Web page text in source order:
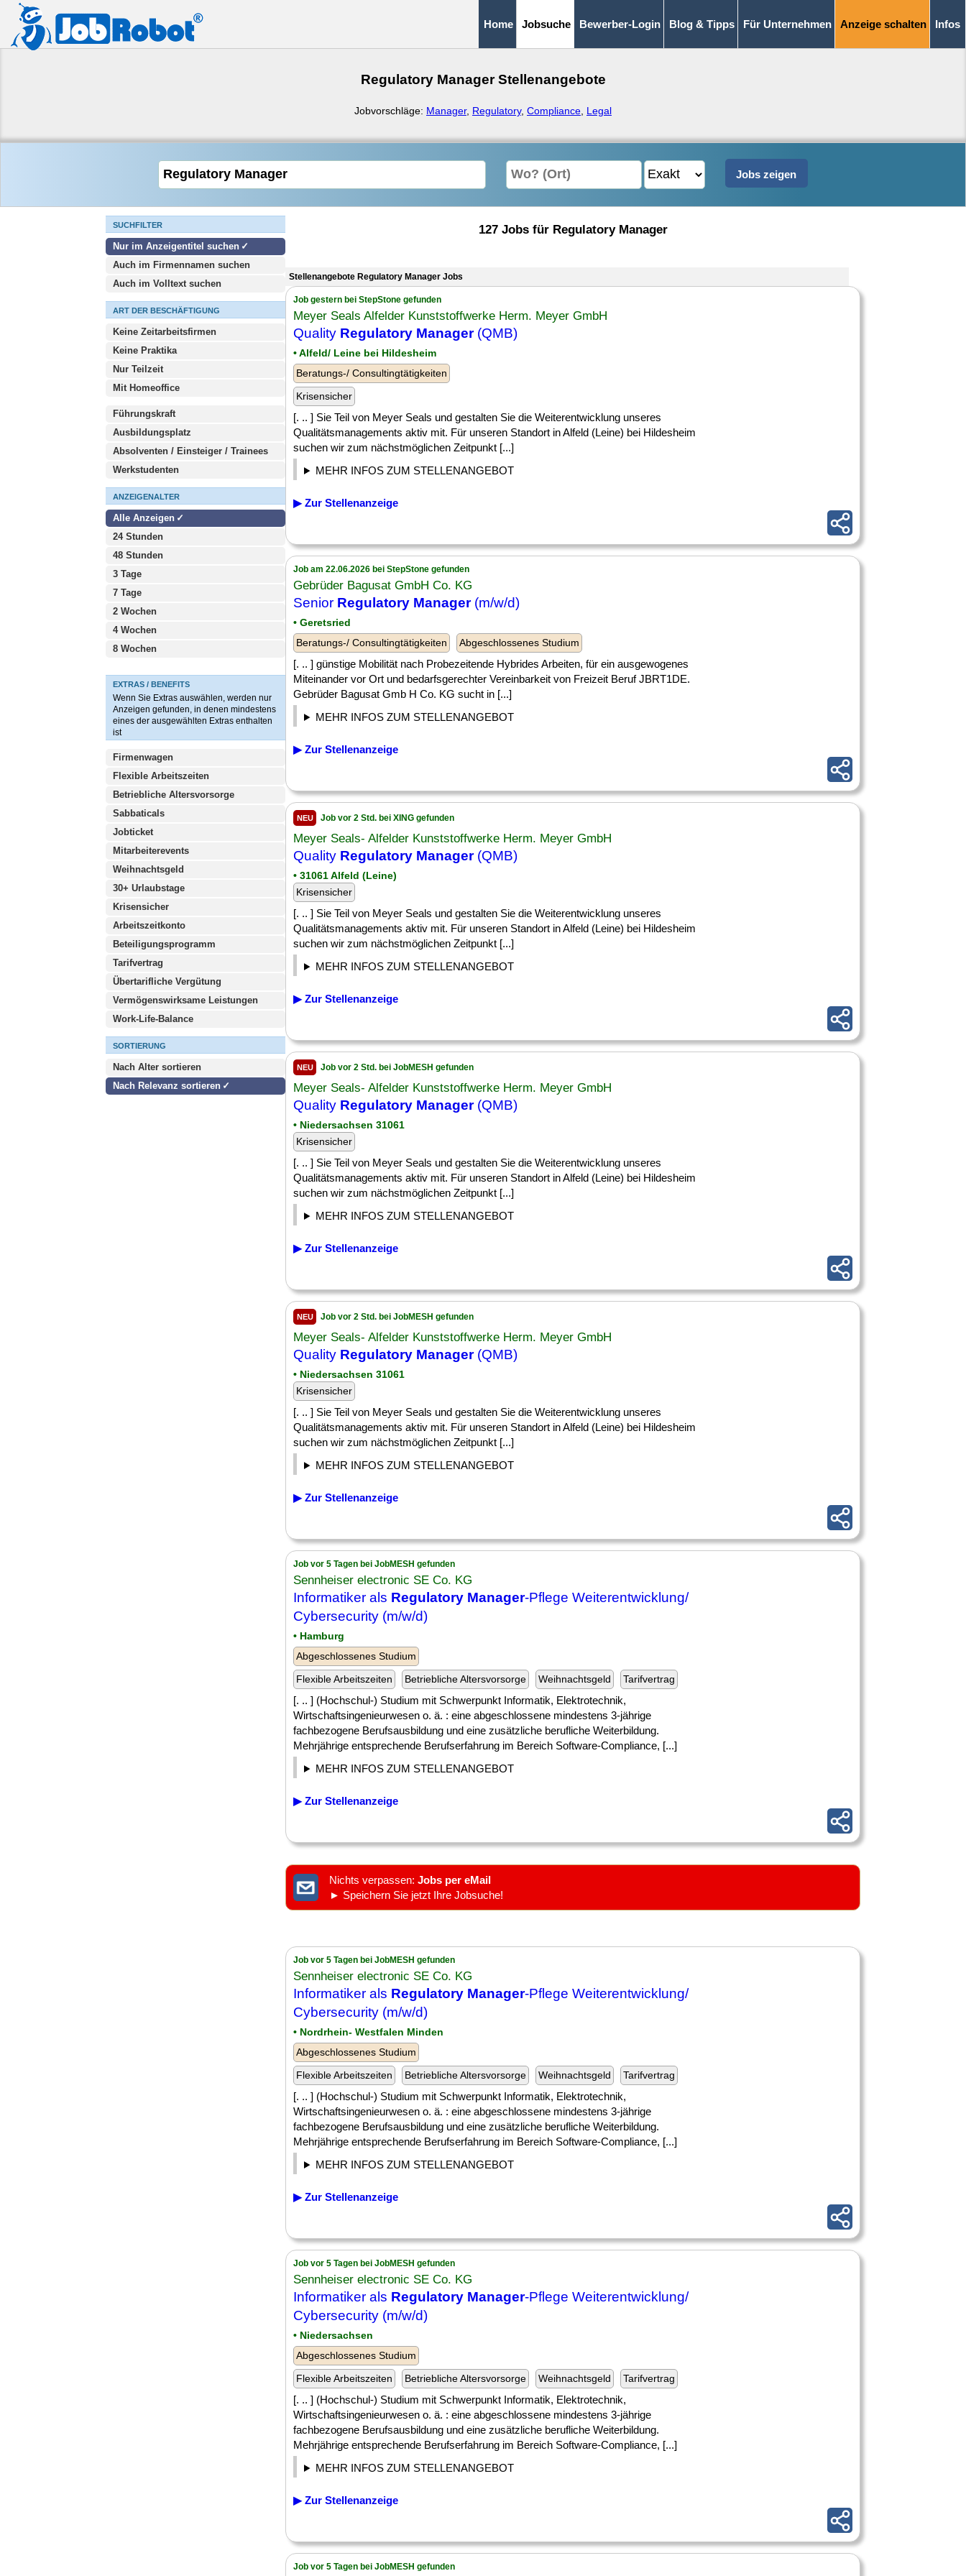
Home Jobsuche Bewerber-Login Blog & Tipps Für Unternehmen Anzeige schalten Infos
Regulatory Manager Stellenangebote
Jobvorschläge: Manager, Regulatory, Compliance Legal
SUCHFILTER
Nur im Anzeigentitel suchen
Auch im Firmennamen suchen
Auch im Volltext suchen
ART DER BESCHÄFTIGUNG
Keine Zeitarbeitsfirmen
Keine Praktika
Nur Teilzeit
Mit Homeoffice
Führungskraft
Ausbildungsplatz
Absolventen / Einsteiger / Trainees
Werkstudenten
ANZEIGENALTER
Alle Anzeigen
24 Stunden
48 Stunden
3 Tage
7 Tage
2 Wochen
4 Wochen
8 Wochen
EXTRAS / BENEFITS
Wenn Sie Extras auswählen, werden nur
Anzeigen gefunden, in denen mindestens
eines der ausgewählten Extras enthalten
ist
Firmenwagen
Flexible Arbeitszeiten
Betriebliche Altersvorsorge
Sabbaticals
Jobticket
Mitarbeiterevents
Weihnachtsgeld
30+ Urlaubstage
Krisensicher
Arbeitszeitkonto
Beteiligungsprogramm
Tarifvertrag
Übertarifliche Vergütung
Vermögenswirksame Leistungen
Work-Life-Balance
SORTIERUNG
Nach Alter sortieren
Nach Relevanz sortieren
127 Jobs für Regulatory Manager
Stellenangebote Regulatory Manager Jobs
Job gestern bei StepStone gefunden
Meyer Seals Alfelder Kunststoffwerke Herm. Meyer GmbH
Quality Regulatory Manager(QMB)
• Alfeld/ Leine bei Hildesheim
Beratungs-/ Consultingtätigkeiten
Krisensicher
[. .. ] Sie Teil von Meyer Seals und gestalten Sie die Weiterentwicklung unseres
Qualitätsmanagements aktiv mit. Für unseren Standort in Alfeld (Leine) bei Hildesheim
suchen wir zum nächstmöglichen Zeitpunkt [...]
MEHR INFOS ZUM STELLENANGEBOT
▶ Zur Stellenanzeige
Job am 22.06.2026 bei StepStone gefunden
Gebrüder Bagusat GmbH Co. KG
Senior Regulatory Manager(m/w/d)
• Geretsried
Beratungs-/ Consultingtätigkeiten
Abgeschlossenes Studium
[. .. ] günstige Mobilität nach Probezeitende Hybrides Arbeiten, für ein ausgewogenes
Miteinander vor Ort und bedarfsgerechter Vereinbarkeit von Freizeit Beruf JBRT1DE.
Gebrüder Bagusat Gmb H Co. KG sucht in [...]
MEHR INFOS ZUM STELLENANGEBOT
▶ Zur Stellenanzeige
NEU Job vor 2 Std. bei XING gefunden
Meyer Seals- Alfelder Kunststoffwerke Herm. Meyer GmbH
Quality Regulatory Manager(QMB)
• 31061 Alfeld (Leine)
Krisensicher
[. .. ] Sie Teil von Meyer Seals und gestalten Sie die Weiterentwicklung unseres
Qualitätsmanagements aktiv mit. Für unseren Standort in Alfeld (Leine) bei Hildesheim
suchen wir zum nächstmöglichen Zeitpunkt [...]
MEHR INFOS ZUM STELLENANGEBOT
▶ Zur Stellenanzeige
NEU Job vor 2 Std. bei JobMESH gefunden
Meyer Seals- Alfelder Kunststoffwerke Herm. Meyer GmbH
Quality Regulatory Manager(QMB)
• Niedersachsen 31061
Krisensicher
[. .. ] Sie Teil von Meyer Seals und gestalten Sie die Weiterentwicklung unseres
Qualitätsmanagements aktiv mit. Für unseren Standort in Alfeld (Leine) bei Hildesheim
suchen wir zum nächstmöglichen Zeitpunkt [...]
MEHR INFOS ZUM STELLENANGEBOT
▶ Zur Stellenanzeige
NEU Job vor 2 Std. bei JobMESH gefunden
Meyer Seals- Alfelder Kunststoffwerke Herm. Meyer GmbH
Quality Regulatory Manager(QMB)
• Niedersachsen 31061
Krisensicher
[. .. ] Sie Teil von Meyer Seals und gestalten Sie die Weiterentwicklung unseres
Qualitätsmanagements aktiv mit. Für unseren Standort in Alfeld (Leine) bei Hildesheim
suchen wir zum nächstmöglichen Zeitpunkt [...]
MEHR INFOS ZUM STELLENANGEBOT
▶ Zur Stellenanzeige
Job vor 5 Tagen bei JobMESH gefunden
Sennheiser electronic SE Co. KG
Informatiker als Regulatory Manager-Pflege Weiterentwicklung/
Cybersecurity (m/w/d)
• Hamburg
Abgeschlossenes Studium
Flexible Arbeitszeiten
Betriebliche Altersvorsorge Weihnachtsgeld Tarifvertrag
[. .. ] (Hochschul-) Studium mit Schwerpunkt Informatik, Elektrotechnik,
Wirtschaftsingenieurwesen o. ä. : eine abgeschlossene mindestens 3-jährige
fachbezogene Berufsausbildung und eine zusätzliche berufliche Weiterbildung.
Mehrjährige entsprechende Berufserfahrung im Bereich Software-Compliance, [...]
MEHR INFOS ZUM STELLENANGEBOT
▶ Zur Stellenanzeige
Nichts verpassen: Jobs per eMail
► Speichern Sie jetzt Ihre Jobsuche!
Job vor 5 Tagen bei JobMESH gefunden
Sennheiser electronic SE Co. KG
Informatiker als Regulatory Manager-Pflege Weiterentwicklung/
Cybersecurity (m/w/d)
• Nordrhein- Westfalen Minden
Abgeschlossenes Studium
Flexible Arbeitszeiten
Betriebliche Altersvorsorge Weihnachtsgeld Tarifvertrag
[. .. ] (Hochschul-) Studium mit Schwerpunkt Informatik, Elektrotechnik,
Wirtschaftsingenieurwesen o. ä. : eine abgeschlossene mindestens 3-jährige
fachbezogene Berufsausbildung und eine zusätzliche berufliche Weiterbildung.
Mehrjährige entsprechende Berufserfahrung im Bereich Software-Compliance, [...]
MEHR INFOS ZUM STELLENANGEBOT
▶ Zur Stellenanzeige
Job vor 5 Tagen bei JobMESH gefunden
Sennheiser electronic SE Co. KG
Informatiker als Regulatory Manager-Pflege Weiterentwicklung/
Cybersecurity (m/w/d)
• Niedersachsen
Abgeschlossenes Studium
Flexible Arbeitszeiten
Betriebliche Altersvorsorge Weihnachtsgeld Tarifvertrag
[. .. ] (Hochschul-) Studium mit Schwerpunkt Informatik, Elektrotechnik,
Wirtschaftsingenieurwesen o. ä. : eine abgeschlossene mindestens 3-jährige
fachbezogene Berufsausbildung und eine zusätzliche berufliche Weiterbildung.
Mehrjährige entsprechende Berufserfahrung im Bereich Software-Compliance, [...]
MEHR INFOS ZUM STELLENANGEBOT
▶ Zur Stellenanzeige
Job vor 5 Tagen bei JobMESH gefunden